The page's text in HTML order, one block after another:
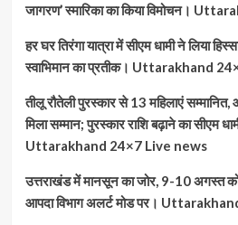
जागरण’ स्मारिका का किया विमोचन।
हर घर तिरंगा यात्रा में सीएम धामी ने लिया
स्वाभिमान का प्रतीक। Uttarakhand
तीलू रौतेली पुरस्कार से 13 महिलाएं सम्मानित,
मिला सम्मान; पुरस्कार राशि बढ़ाने का सीएम
Uttarakhand 24×7 Live news
उत्तराखंड में मानसून का जोर, 9-10 अगस्त
आपदा विभाग अलर्ट मोड पर।